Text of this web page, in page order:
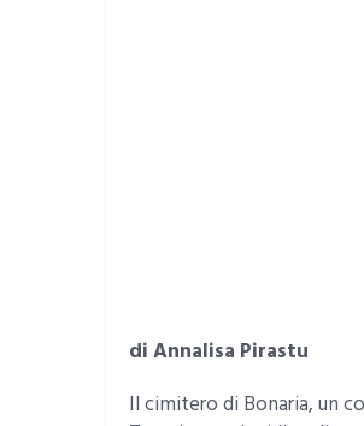
di Annalisa Pirastu
Il cimitero di Bonaria, un